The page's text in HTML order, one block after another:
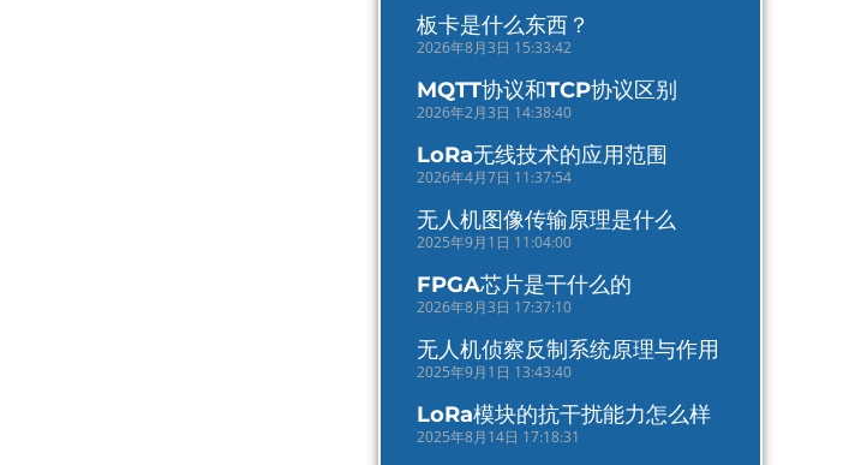
板卡是什么东西？
2026年8月3日 15:33:42
MQTT协议和TCP协议区别
2026年2月3日 14:38:40
LoRa无线技术的应用范围
2026年4月7日 11:37:54
无人机图像传输原理是什么
2025年9月1日 11:04:00
FPGA芯片是干什么的
2026年8月3日 17:37:10
无人机侦察反制系统原理与作用
2025年9月1日 13:43:40
LoRa模块的抗干扰能力怎么样
2025年8月14日 17:18:31